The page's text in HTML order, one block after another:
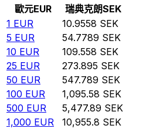
歐元EUR 瑞典克朗SEK
1 EUR 10.9558 SEK
5 EUR 54.7789 SEK
10 EUR 109.558 SEK
25 EUR 273.895 SEK
50 EUR 547.789 SEK
100 EUR 1,095.58 SEK
500 EUR 5,477.89 SEK
1,000 EUR 10,955.8 SEK